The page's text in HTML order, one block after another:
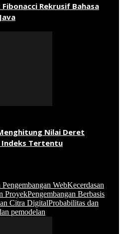
Rekrusif Bahasa
Nilai Deret
Indeks Tertentu
Pengembangan WebKecerdasan
ProyekPengembangan Berbasis
Citra DigitalProbabilitas dan
pemodelan